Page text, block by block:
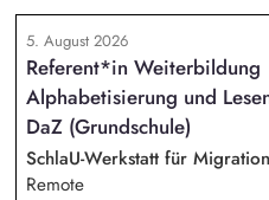
5. August 2026
Referent*in Weiterbildung
Alphabetisierung und
DaZ (Grundschule)
SchlaU-Werkstatt für
Remote